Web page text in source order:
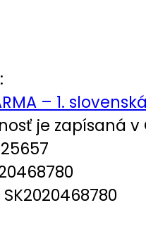
– 1.
je zapísaná
SK2020468780